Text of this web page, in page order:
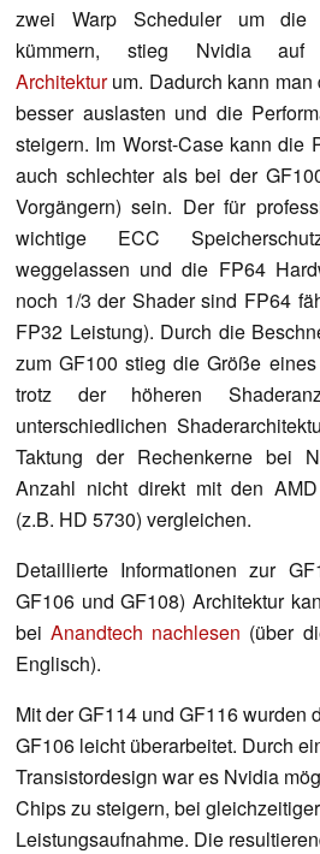
zwei Warp Scheduler um die
kümmern, stieg Nvidia
Architekturum. Dadurch kann man
besser auslasten und die
steigern. Im Worst-Case kann die
auch schlechter als bei der
Vorgängern) sein. Der für
wichtige ECC
weggelassen und die FP64
noch 1/3 der Shader sind FP64
FP32 Leistung). Durch die
zum GF100 stieg die Größe
trotz der höheren
unterschiedlichen
Taktung der Rechenkerne bei
Anzahl nicht direkt mit den
(z.B. HD 5730) vergleichen.
Detaillierte Informationen zur
GF106 und GF108) Architektur
beiAnandtech nachlesen (über
Englisch).
Mit der GF114 und GF116 wurden
GF106 leicht überarbeitet. Durch
Transistordesign war es Nvidia
Chips zu steigern, bei
Leistungsaufnahme. Die